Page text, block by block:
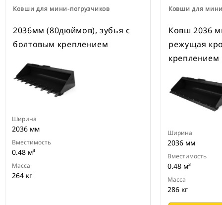
Ковши для мини-погрузчиков
2036мм (80дюймов), зубья с
болтовым креплением
Ширина
2036 мм
Вместимость
0.48 м³
Масса
264 кг
Ковши для
Ковш 2036
режущая
креплением
Ширина
2036 мм
Вместимость
0.48 м³
Масса
286 кг